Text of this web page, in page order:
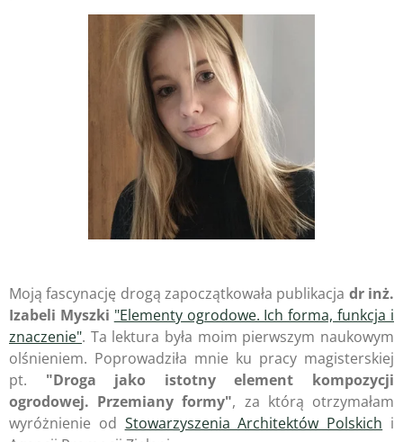
Moją fascynację drogą zapoczątkowała publikacja dr inż.
Izabeli Myszki "Elementy ogrodowe. Ich forma, funkcja i
znaczenie". Ta lektura była moim pierwszym naukowym
olśnieniem. Poprowadziła mnie ku pracy magisterskiej
pt. "Droga jako istotny element kompozycji
ogrodowej. Przemiany formy", za którą otrzymałam
wyróżnienie od Stowarzyszenia Architektów Polskich i